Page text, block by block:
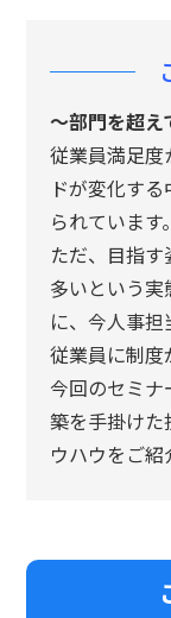
～部門を超
従業員満足度
ドが変化す
られています。
ただ、目指
多いという
に、今人事
従業員に制度
今回のセミ
築を手掛けた
ウハウをご紹